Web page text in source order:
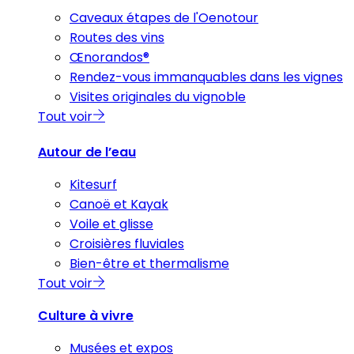
Caveaux étapes de l'Oenotour
Routes des vins
Œnorandos®
Rendez-vous immanquables dans les vignes
Visites originales du vignoble
Tout voir
Autour de l’eau
Kitesurf
Canoë et Kayak
Voile et glisse
Croisières fluviales
Bien-être et thermalisme
Tout voir
Culture à vivre
Musées et expos